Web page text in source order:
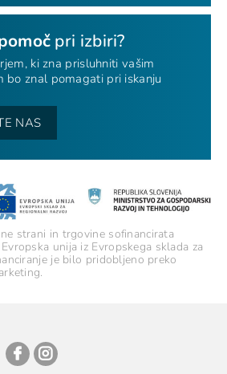
pri izbiri?
ki zna prisluhniti vašim
bo znal pomagati pri iskanju
NAS
strani in trgovine sofinancirata
unija iz Evropskega sklada za
je bilo pridobljeno preko